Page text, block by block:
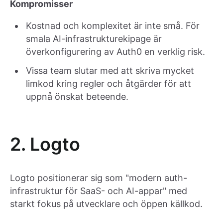
Kompromisser
Kostnad och komplexitet är inte små. För
smala AI-infrastrukturekipage är
överkonfigurering av Auth0 en verklig risk.
Vissa team slutar med att skriva mycket
limkod kring regler och åtgärder för att
uppnå önskat beteende.
2. Logto
Logto positionerar sig som "modern auth-
infrastruktur för SaaS- och AI-appar" med
starkt fokus på utvecklare och öppen källkod.